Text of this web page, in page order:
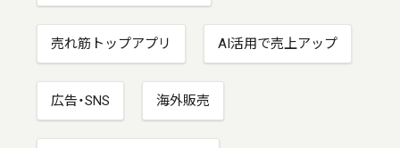
売れ筋トップアプリ AI活用で売上アップ
広告・SNS 海外販売